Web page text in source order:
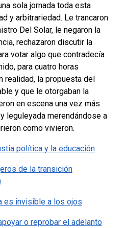
sola jornada toda esta
y arbitrariedad. Le trancaron
Del Solar, le negaron la
rechazaron discutir la
votar algo que contradecía
para cuatro horas
realidad, la propuesta del
y que le otorgaban la
en escena una vez más
leguleyada merendándose a
como vivieron.
política y la educación
de la transición
es invisible a los ojos
o reprobar el adelanto